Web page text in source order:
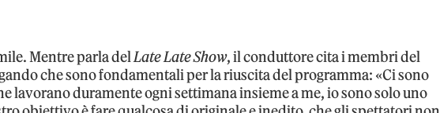
Mentre parla delLate Late Show, il conduttore cita i membri del
che sono fondamentali per la riuscita del programma: «Ci sono
lavorano duramente ogni settimana insieme a me, io sono solo uno